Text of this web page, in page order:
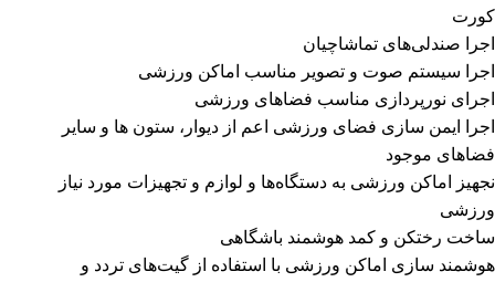
کورت
اجرا صندلی‌های تماشاچیان
اجرا سیستم صوت و تصویر مناسب اماکن ورزشی
اجرای نورپردازی مناسب فضاهای ورزشی
اجرا ایمن سازی فضای ورزشی اعم از دیوار، ستون‌ ها و سایر
فضاهای موجود
نجهیز اماکن ورزشی به دستگاه‌ها و لوازم و تجهیزات مورد نیاز
ورزشی
ساخت رختکن و کمد هوشمند باشگاهی
هوشمند سازی اماکن ورزشی با استفاده از گیت‌های تردد و